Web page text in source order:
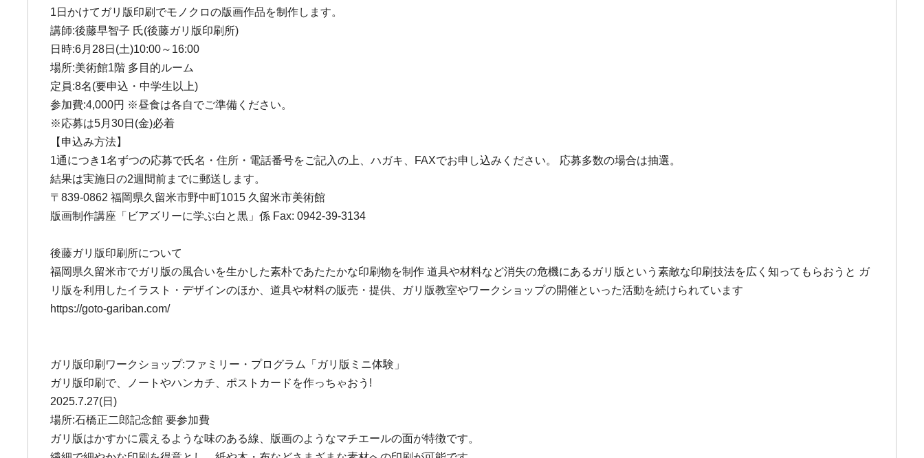
1日かけてガリ版印刷でモノクロの版画作品を制作します。
講師:後藤早智子 氏(後藤ガリ版印刷所)
日時:6月28日(土)10:00～16:00
場所:美術館1階 多目的ルーム
定員:8名(要申込・中学生以上)
参加費:4,000円 ※昼食は各自でご準備ください。
※応募は5月30日(金)必着
【申込み方法】
1通につき1名ずつの応募で氏名・住所・電話番号をご記入の上、ハガキ、FAXでお申し込みください。 応募多数の場合は抽選。
結果は実施日の2週間前までに郵送します。
〒839-0862 福岡県久留米市野中町1015 久留米市美術館
版画制作講座「ビアズリーに学ぶ白と黒」係 Fax: 0942-39-3134
後藤ガリ版印刷所について
福岡県久留米市でガリ版の風合いを生かした素朴であたたかな印刷物を制作 道具や材料など消失の危機にあるガリ版という素敵な印刷技法を広く知ってもらおうと ガ
リ版を利用したイラスト・デザインのほか、道具や材料の販売・提供、ガリ版教室やワークショップの開催といった活動を続けられています
https://goto-gariban.com/
ガリ版印刷ワークショップ:ファミリー・プログラム「ガリ版ミニ体験」
ガリ版印刷で、ノートやハンカチ、ポストカードを作っちゃおう!
2025.7.27(日)
場所:石橋正二郎記念館 要参加費
ガリ版はかすかに震えるような味のある線、版画のようなマチエールの面が特徴です。